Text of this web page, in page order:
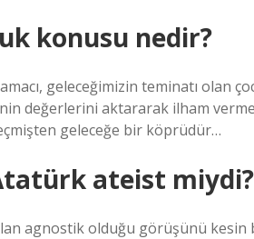
konusu nedir?
geleceğimizin teminatı olan
değerlerini aktararak ilham
geleceğe bir köprüdür…
ateist miydi?
agnostik olduğu görüşünü kesin